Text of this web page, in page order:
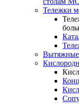
Тележки